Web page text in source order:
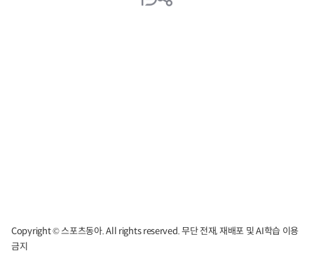
Copyright © 스포츠동아. All rights reserved. 무단 전재, 재배포 및 AI학습 이용
금지